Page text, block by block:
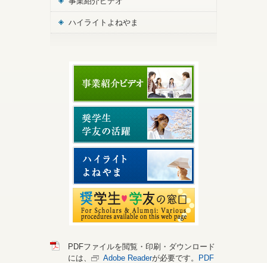
ハイライトよねやま
PDFファイルを閲覧・印刷・ダウンロード
には、
Adobe Readerが必要です。 PDF